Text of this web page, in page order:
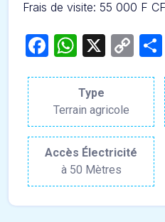
Frais de visite: 55 000 F
Facebook
WhatsApp
X
Type
Terrain agricole
Accès Électricité
à 50 Mètres